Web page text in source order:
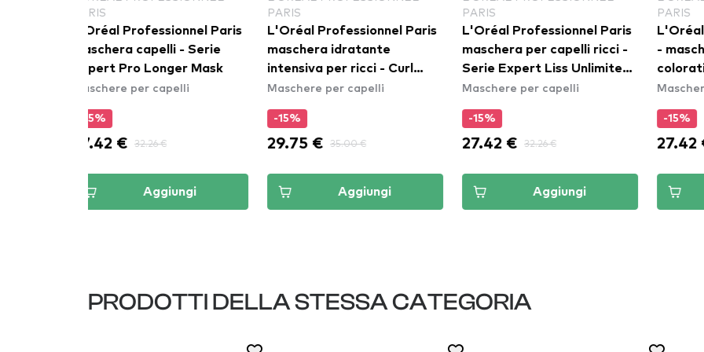
PARIS
L'Oréal Professionnel Paris
maschera idratante
intensiva per ricci - Curl
Expression Intensive
Maschere per capelli
-15%
29.75 € 35.00 €
Aggiungi
PARIS
L'Oréal Professionnel Paris
maschera per capelli ricci -
Serie Expert Liss Unlimited
Mask
Maschere per capelli
-15%
27.42 € 32.26 €
Aggiungi
PARIS
L'Oréal Professionnel Paris
- maschera per capelli
colorati - Serie Expert
Vitamino Color Mask
Maschere per capelli
-15%
27.42 € 32.26 €
Aggiungi
-
PRODOTTI DELLA STESSA CATEGORIA